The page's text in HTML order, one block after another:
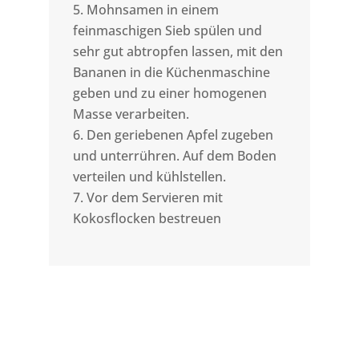
Mohnsamen in einem
feinmaschigen Sieb spülen und
sehr gut abtropfen lassen, mit den
Bananen in die Küchenmaschine
geben und zu einer homogenen
Masse verarbeiten.
Den geriebenen Apfel zugeben
und unterrühren. Auf dem Boden
verteilen und kühlstellen.
Vor dem Servieren mit
Kokosflocken bestreuen